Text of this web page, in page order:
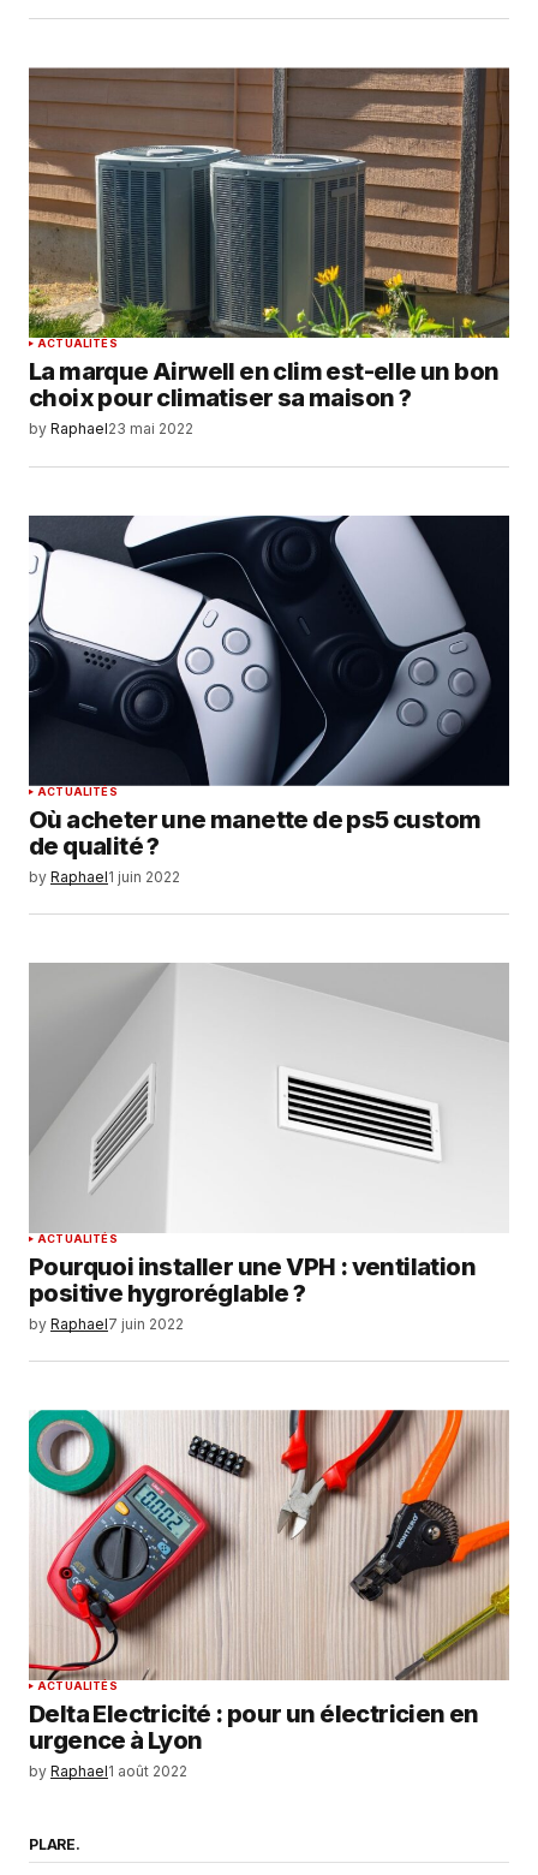
ACTUALITÉS
La marque Airwell en clim est-elle un bon
choix pour climatiser sa maison ?
by Raphael23 mai 2022
ACTUALITÉS
Où acheter une manette de ps5 custom
de qualité ?
by Raphael1 juin 2022
ACTUALITÉS
Pourquoi installer une VPH : ventilation
positive hygroréglable ?
by Raphael7 juin 2022
ACTUALITÉS
Delta Electricité : pour un électricien en
urgence à Lyon
by Raphael1 août 2022
PLARE.